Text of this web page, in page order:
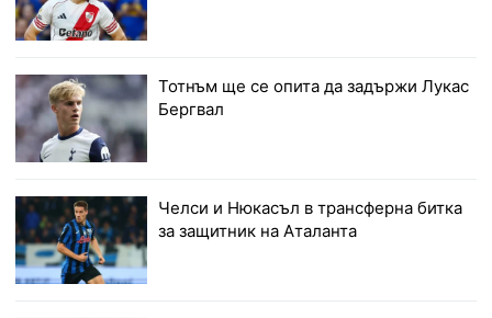
Тотнъм ще се опита да задържи Лукас
Бергвал
Челси и Нюкасъл в трансферна битка
за защитник на Аталанта